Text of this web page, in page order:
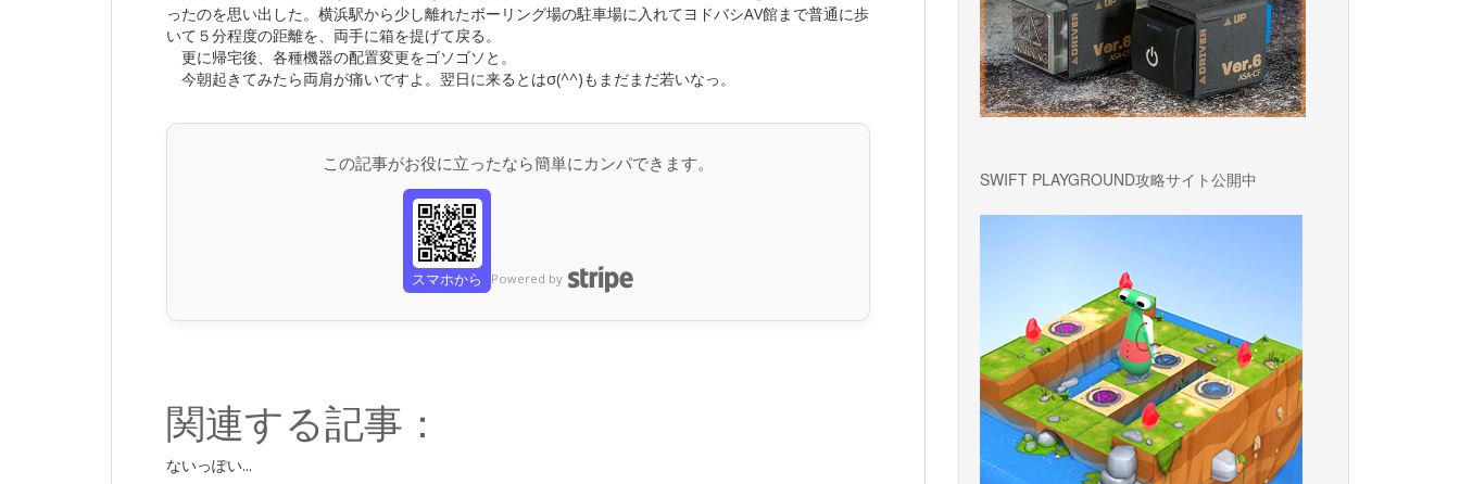
ったのを思い出した。横浜駅から少し離れたボーリング場の駐車場に入れてヨドバシAV館まで普通に歩
いて５分程度の距離を、両手に箱を提げて戻る。
更に帰宅後、各種機器の配置変更をゴソゴソと。
今朝起きてみたら両肩が痛いですよ。翌日に来るとはσ(^^)もまだまだ若いなっ。
この記事がお役に立ったなら簡単にカンパできます。
スマホから Powered by
関連する記事：
ないっぽい...
SWIFT PLAYGROUND攻略サイト公開中